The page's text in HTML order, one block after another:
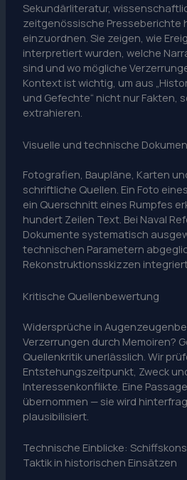
Sekundärliteratur,
zeitgenössische Presseberichte
einzuordnen. Sie zeigen, wie
interpretiert wurden, welche
sind und wo mögliche
Kontext ist wichtig, um aus
und Gefechte“ nicht nur Fakten,
extrahieren.
Visuelle und technische
Fotografien, Baupläne, Karten
schriftliche Quellen. Ein Foto
ein Querschnitt eines Rumpfes
hundert Zeilen Text. Bei Naval
Dokumente systematisch
technischen Parametern
Rekonstruktionsskizzen
Kritische Quellenbewertung
Widersprüche in
Verzerrungen durch Memoiren?
Quellenkritik unerlässlich. Wir
Entstehungszeitpunkt, Zweck
Interessenkonflikte. Eine
übernommen — sie wird
plausibilisiert.
Technische Einblicke:
Taktik in historischen Einsätzen